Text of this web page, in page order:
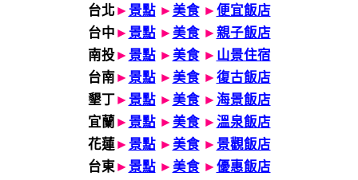
台北 ► 景點 ► 美食► 便宜飯店
台中 ► 景點 ► 美食► 親子飯店
南投► 景點 ► 美食► 山景住宿
台南► 景點 ► 美食► 復古飯店
墾丁► 景點 ► 美食► 海景飯店
宜蘭 ► 景點 ► 美食► 溫泉飯店
花蓮► 景點 ► 美食► 景觀飯店
台東► 景點 ► 美食► 優惠飯店